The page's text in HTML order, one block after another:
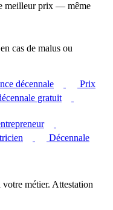
meilleur prix — même
cas de malus ou
décennale
Prix
gratuit
Décennale
métier. Attestation